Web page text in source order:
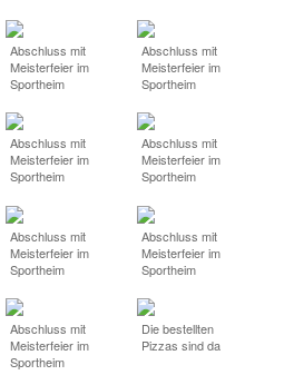
Abschluss mit
Meisterfeier im
Sportheim
Abschluss mit
Meisterfeier im
Sportheim
Abschluss mit
Meisterfeier im
Sportheim
Abschluss mit
Meisterfeier im
Sportheim
Abschluss mit
Meisterfeier im
Sportheim
Abschluss mit
Meisterfeier im
Sportheim
Abschluss mit
Meisterfeier im
Sportheim
Die bestellten
Pizzas sind da